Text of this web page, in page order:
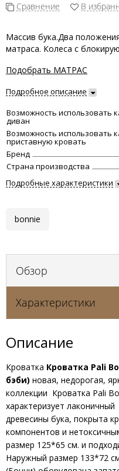
Сравнение В
Массив бука.Два
матраса. Колеса с
Подобрать МАТРАС
Подробное описание
Возможность использовать
диван
Возможность использовать
приставную кровать
Бренд
Страна производства
Подробные характеристики
bonnie
Обзор
Характеристики
Описание
Кроватка Кроватка Pali
бэби) новая, недорогая,
коллекции Кроватка Pali
характеризует
древесины бука, покрыта
компонентов и
размер 125*65 см. и
Наружный размер 133*72